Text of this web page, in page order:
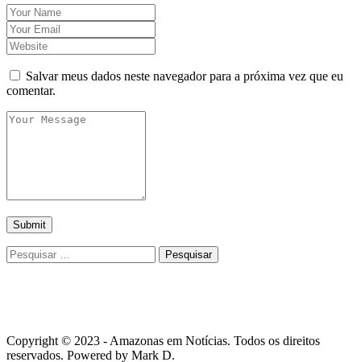
Salvar meus dados neste navegador para a próxima vez que eu
comentar.
Pesquisar
por:
Copyright © 2023 - Amazonas em Notícias. Todos os direitos
reservados. Powered by Mark D.